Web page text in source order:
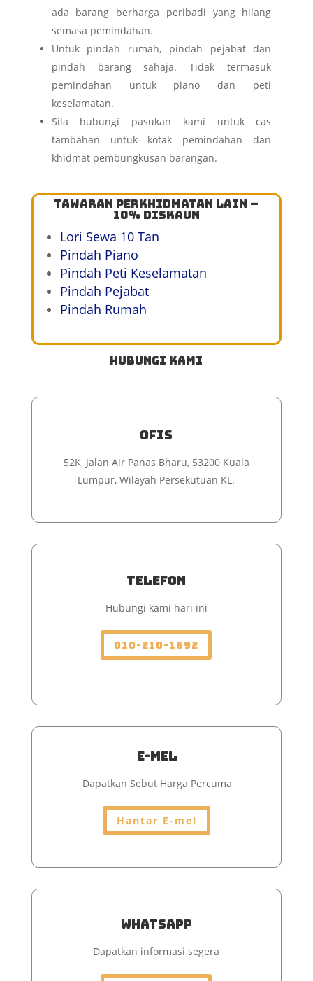
ada barang berharga peribadi yang hilang
semasa pemindahan.
Untuk pindah rumah, pindah pejabat dan
pindah barang sahaja. Tidak termasuk
pemindahan untuk piano dan peti
keselamatan.
Sila hubungi pasukan kami untuk cas
tambahan untuk kotak pemindahan dan
khidmat pembungkusan barangan.
Tawaran Perkhidmatan Lain –
10% Diskaun
Lori Sewa 10 Tan
Pindah Piano
Pindah Peti Keselamatan
Pindah Pejabat
Pindah Rumah
Hubungi kami
Ofis
52K, Jalan Air Panas Bharu, 53200 Kuala
Lumpur, Wilayah Persekutuan KL.
Telefon
Hubungi kami hari ini
010-210-1692
E-mel
Dapatkan Sebut Harga Percuma
Hantar E-mel
Whatsapp
Dapatkan informasi segera